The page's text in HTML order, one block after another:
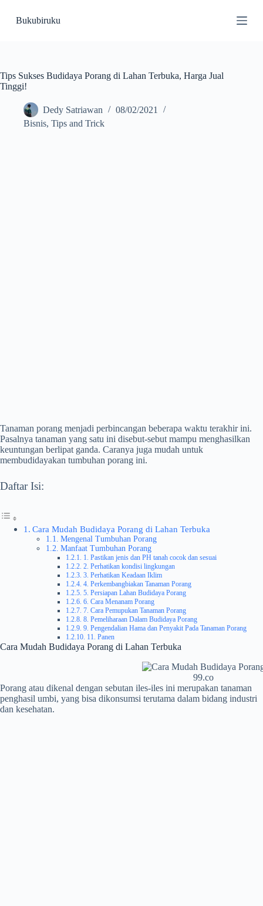
k
c
o
Bukubiruku
Tips Sukses Budidaya Porang di Lahan Terbuka, Harga Jual
Tinggi!
Dedy Satriawan
08/02/2021
Bisnis, Tips and Trick
Tanaman porang menjadi perbincangan beberapa waktu terakhir ini.
Pasalnya tanaman yang satu ini disebut-sebut mampu menghasilkan
keuntungan berlipat ganda. Caranya juga mudah untuk
membudidayakan tumbuhan porang ini.
Daftar Isi:
Cara Mudah Budidaya Porang di Lahan Terbuka
Mengenal Tumbuhan Porang
Manfaat Tumbuhan Porang
1. Pastikan jenis dan PH tanah cocok dan sesuai
2. Perhatikan kondisi lingkungan
3. Perhatikan Keadaan Iklim
4. Perkembangbiakan Tanaman Porang
5. Persiapan Lahan Budidaya Porang
6. Cara Menanam Porang
7. Cara Pemupukan Tanaman Porang
8. Pemeliharaan Dalam Budidaya Porang
9. Pengendalian Hama dan Penyakit Pada Tanaman Porang
11. Panen
Cara Mudah Budidaya Porang di Lahan Terbuka
99.co
Porang atau dikenal dengan sebutan iles-iles ini merupakan tanaman
penghasil umbi, yang bisa dikonsumsi terutama dalam bidang industri
dan kesehatan.